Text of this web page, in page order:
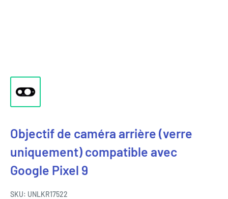
Objectif de caméra arrière (verre
uniquement) compatible avec
Google Pixel 9
SKU: UNLKR17522